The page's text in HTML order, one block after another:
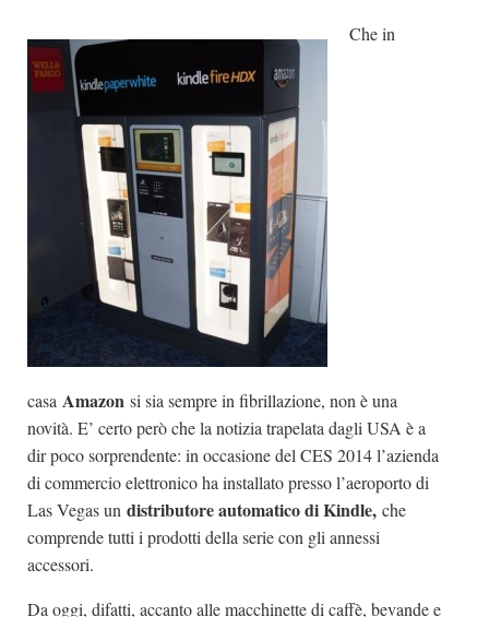
Archivio
Autori
Generi
Case editrici
Partnership
Giallo Stresa
Premio Chiara
Tabù Festival 2014
A Tutto Volume
Salone di Torino
Marketing
Che in
casa Amazon si sia sempre in fibrillazione, non è una
novità. E’ certo però che la notizia trapelata dagli USA è a
dir poco sorprendente: in occasione del CES 2014 l’azienda
di commercio elettronico ha installato presso l’aeroporto di
Las Vegas un distributore automatico di Kindle, che
comprende tutti i prodotti della serie con gli annessi
accessori.
Da oggi, difatti, accanto alle macchinette di caffè, bevande e